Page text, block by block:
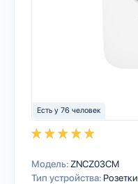
Есть у 76 человек
Модель: ZNCZ03CM
Тип устройства: Розетки